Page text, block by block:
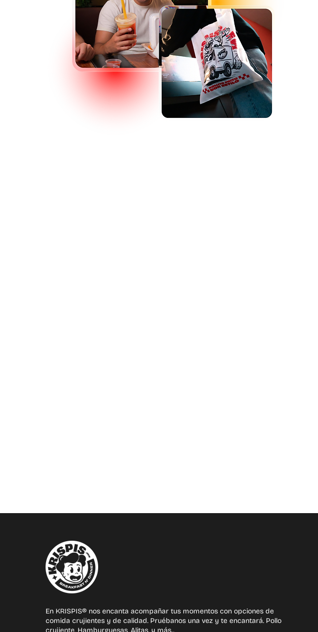
En KRISPIS® nos encanta acompañar tus momentos con opciones de
comida crujientes y de calidad. Pruébanos una vez y te encantará. Pollo
crujiente, Hamburguesas, Alitas, y más...